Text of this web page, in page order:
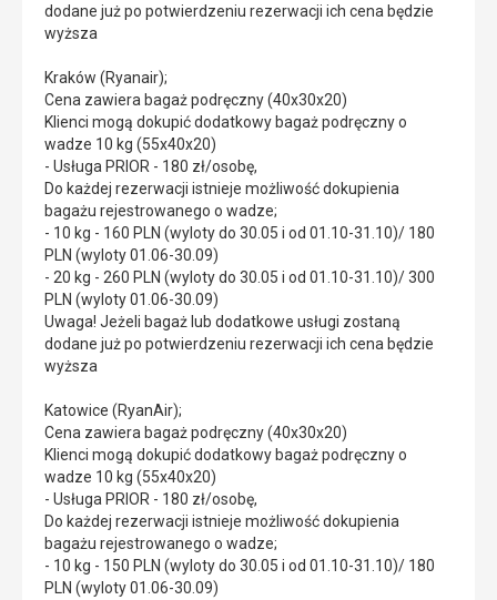
dodane już po potwierdzeniu rezerwacji ich cena będzie
wyższa
Kraków (Ryanair);
Cena zawiera bagaż podręczny (40x30x20)
Klienci mogą dokupić dodatkowy bagaż podręczny o
wadze 10 kg (55x40x20)
- Usługa PRIOR - 180 zł/osobę,
Do każdej rezerwacji istnieje możliwość dokupienia
bagażu rejestrowanego o wadze;
- 10 kg - 160 PLN (wyloty do 30.05 i od 01.10-31.10)/ 180
PLN (wyloty 01.06-30.09)
- 20 kg - 260 PLN (wyloty do 30.05 i od 01.10-31.10)/ 300
PLN (wyloty 01.06-30.09)
Uwaga! Jeżeli bagaż lub dodatkowe usługi zostaną
dodane już po potwierdzeniu rezerwacji ich cena będzie
wyższa
Katowice (RyanAir);
Cena zawiera bagaż podręczny (40x30x20)
Klienci mogą dokupić dodatkowy bagaż podręczny o
wadze 10 kg (55x40x20)
- Usługa PRIOR - 180 zł/osobę,
Do każdej rezerwacji istnieje możliwość dokupienia
bagażu rejestrowanego o wadze;
- 10 kg - 150 PLN (wyloty do 30.05 i od 01.10-31.10)/ 180
PLN (wyloty 01.06-30.09)